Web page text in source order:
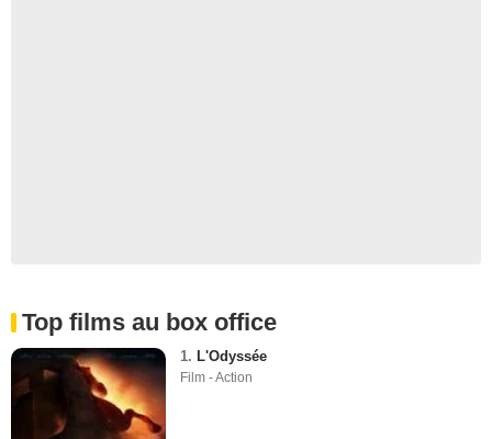
Top films au box office
1. L'Odyssée
Film - Action